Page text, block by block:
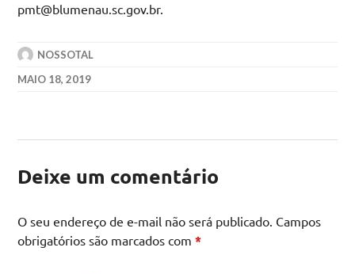
pmt@blumenau.sc.gov.br.
NOSSOTAL
MAIO 18, 2019
Deixe um comentário
O seu endereço de e-mail não será publicado. Campos
obrigatórios são marcados com*